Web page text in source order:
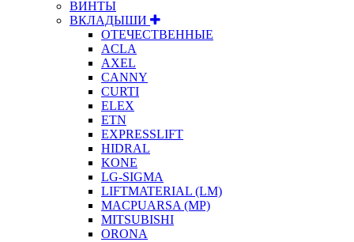
ВИНТЫ
ВКЛАДЫШИ
ОТЕЧЕСТВЕННЫЕ
ACLA
AXEL
CANNY
CURTI
ELEX
ETN
EXPRESSLIFT
HIDRAL
KONE
LG-SIGMA
LIFTMATERIAL (LM)
MACPUARSA (MP)
MITSUBISHI
ORONA